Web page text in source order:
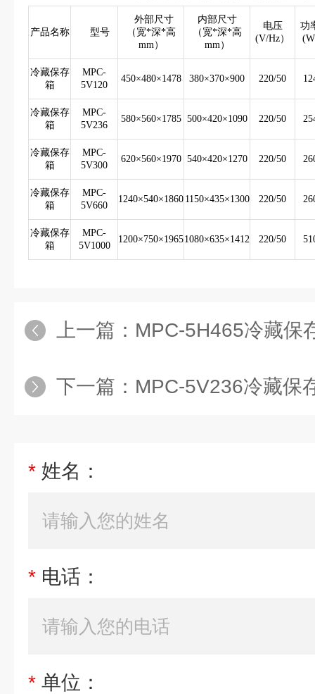
产品名称 型号
外部尺寸
（宽*深*高
mm）
内部尺寸
（宽*深*高
mm）
电压
(V/Hz）
功
冷藏保存
箱
MPC-
5V120
450×480×1478 380×370×900 220/50
冷藏保存
箱
MPC-
5V236
580×560×1785 500×420×1090 220/50
冷藏保存
箱
MPC-
5V300
620×560×1970 540×420×1270 220/50
冷藏保存
箱
MPC-
5V660
1240×540×1860 1150×435×1300 220/50
冷藏保存
箱
MPC-
5V1000
1200×750×19651080×635×1412 220/50
上一篇： MPC-5H465冷藏保存箱
下一篇： MPC-5V236冷藏保存箱
* 姓名：
* 电话：
* 单位：